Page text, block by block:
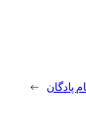
پادگان →